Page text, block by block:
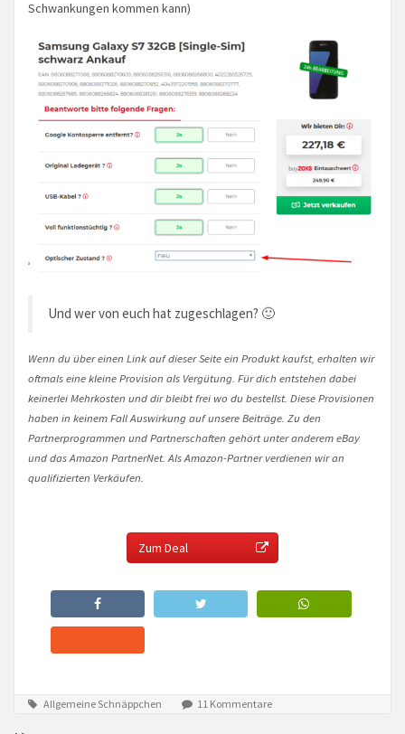
Schwankungen kommen kann)
Und wer von euch hat zugeschlagen? 🙂
Wenn du über einen Link auf dieser Seite ein Produkt kaufst, erhalten wir
oftmals eine kleine Provision als Vergütung. Für dich entstehen dabei
keinerlei Mehrkosten und dir bleibt frei wo du bestellst. Diese Provisionen
haben in keinem Fall Auswirkung auf unsere Beiträge. Zu den
Partnerprogrammen und Partnerschaften gehört unter anderem eBay
und das Amazon PartnerNet. Als Amazon-Partner verdienen wir an
qualifizierten Verkäufen.
Zum Deal
Allgemeine Schnäppchen 11 Kommentare